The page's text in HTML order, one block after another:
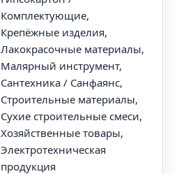
Комплектующие,
Крепёжные изделия,
Лакокрасочные материалы,
Малярный инструмент,
Сантехника / Санфаянс,
Строительные материалы,
Сухие строительные смеси,
Хозяйственные товары,
Электротехническая
продукция